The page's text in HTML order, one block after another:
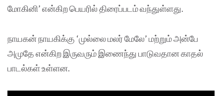
மோகினி’ என்கிற பெயரில் திரைப்படம் வந்துள்ளது.
நாயகன் நாயகிக்கு ‘முல்லை மலர் மேலே’ மற்றும் அன்பே
அமுதே என்கிற இருவரும் இணைந்து பாடுவதான காதல்
பாடல்கள் உள்ளன.